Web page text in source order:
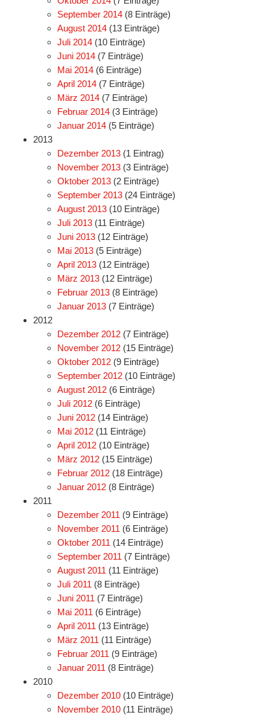
September 2014 (8 Einträge)
August 2014 (13 Einträge)
Juli 2014 (10 Einträge)
Juni 2014 (7 Einträge)
Mai 2014 (6 Einträge)
April 2014 (7 Einträge)
März 2014 (7 Einträge)
Februar 2014 (3 Einträge)
Januar 2014 (5 Einträge)
2013
Dezember 2013 (1 Eintrag)
November 2013 (3 Einträge)
Oktober 2013 (2 Einträge)
September 2013 (24 Einträge)
August 2013 (10 Einträge)
Juli 2013 (11 Einträge)
Juni 2013 (12 Einträge)
Mai 2013 (5 Einträge)
April 2013 (12 Einträge)
März 2013 (12 Einträge)
Februar 2013 (8 Einträge)
Januar 2013 (7 Einträge)
2012
Dezember 2012 (7 Einträge)
November 2012 (15 Einträge)
Oktober 2012 (9 Einträge)
September 2012 (10 Einträge)
August 2012 (6 Einträge)
Juli 2012 (6 Einträge)
Juni 2012 (14 Einträge)
Mai 2012 (11 Einträge)
April 2012 (10 Einträge)
März 2012 (15 Einträge)
Februar 2012 (18 Einträge)
Januar 2012 (8 Einträge)
2011
Dezember 2011 (9 Einträge)
November 2011 (6 Einträge)
Oktober 2011 (14 Einträge)
September 2011 (7 Einträge)
August 2011 (11 Einträge)
Juli 2011 (8 Einträge)
Juni 2011 (7 Einträge)
Mai 2011 (6 Einträge)
April 2011 (13 Einträge)
März 2011 (11 Einträge)
Februar 2011 (9 Einträge)
Januar 2011 (8 Einträge)
2010
Dezember 2010 (10 Einträge)
November 2010 (11 Einträge)